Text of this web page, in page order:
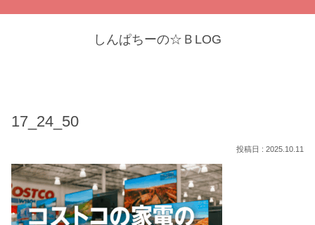
しんぱちーの☆ＢLOG
17_24_50
2025.10.11